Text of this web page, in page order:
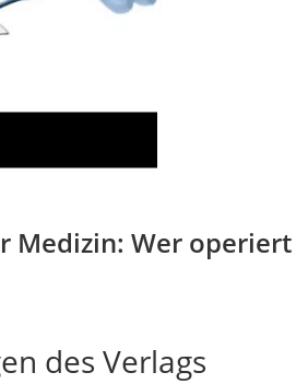
Medizin: Wer operiert
des Verlags